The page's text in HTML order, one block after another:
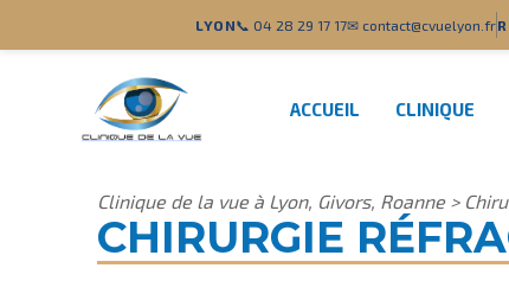
LYON📞 04 28 29 17 17✉ contact@cvuelyon.fr
ACCUEIL CLINIQUE
Clinique de la vue à Lyon, Givors, Roanne>
CHIRURGIE